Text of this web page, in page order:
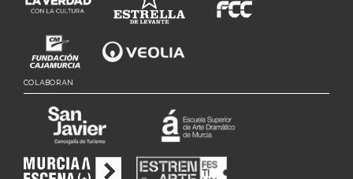
COLABORAN